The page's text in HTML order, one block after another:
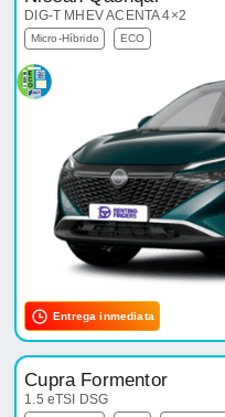
DIG-T MHEV ACENTA 4×2
Micro-Híbrido ECO
Entrega inmediata
Cupra Formentor
1.5 eTSI DSG